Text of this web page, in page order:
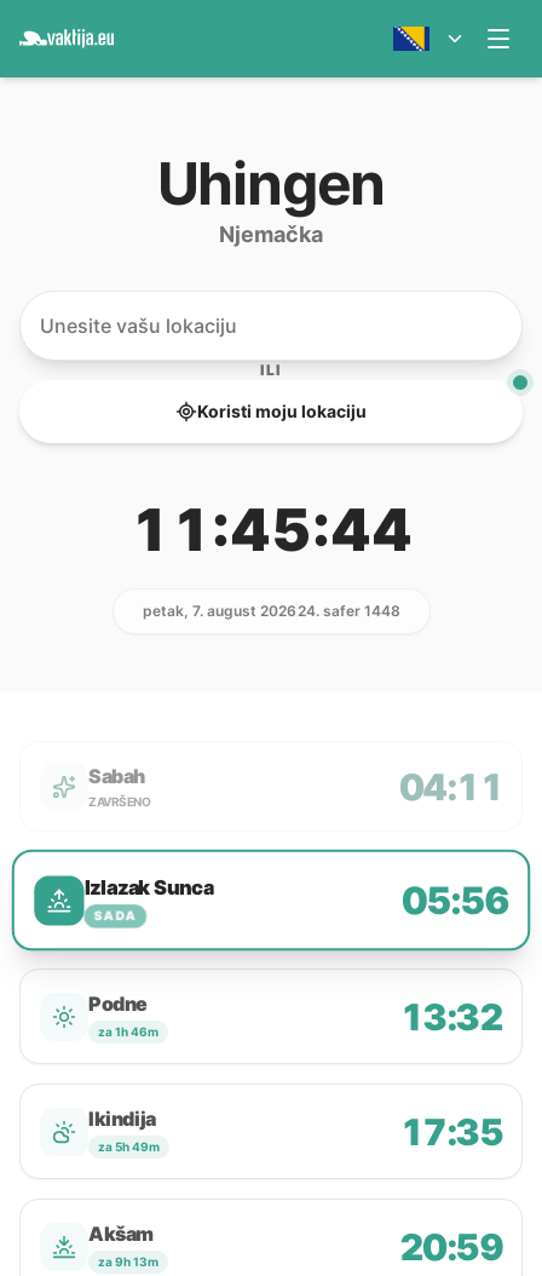
Uhingen
Njemačka
ILI
Koristi moju lokaciju
11:45:44
petak, 7. august 202624. safer 1448
Sabah
ZAVRŠENO 04:11
Izlazak Sunca
SADA 05:56
Podne
za 1h 46m 13:32
Ikindija
za 5h 49m 17:35
Akšam
za 9h 13m 20:59